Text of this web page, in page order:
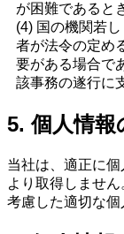
が困難であると
(4) 国の機関若
者が法令の定め
要がある場合で
該事務の遂行に
5. 個人情報
当社は、適正に
より取得しませ
考慮した適切な個